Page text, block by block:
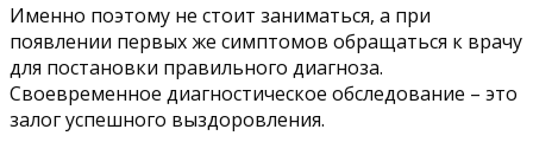
Именно поэтому не стоит заниматься, а при
появлении первых же симптомов обращаться к врачу
для постановки правильного диагноза.
Своевременное диагностическое обследование – это
залог успешного выздоровления.